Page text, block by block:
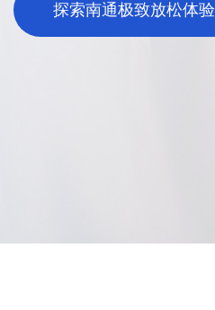
探索南通极致放松体验